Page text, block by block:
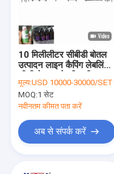
10 मिलीलीटर सीबीडी बोतल
उत्पादन लाइन कैपिंग लेबलिंग
मूल्य:USD 10000-30000/SET
MOQ:1 सेट
नवीनतम कीमत पता करें
अब से संपर्क करें